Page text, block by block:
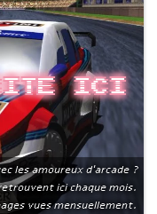
ici
les amoureux d'arcade ?
ici chaque mois.
vues mensuellement.